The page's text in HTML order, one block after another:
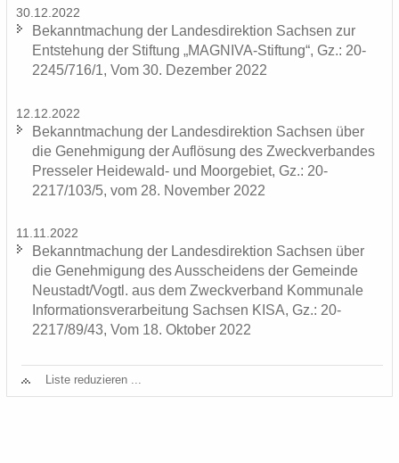
30.12.2022
Be­kannt­ma­chung der Lan­des­di­rek­ti­on Sach­sen zur
Ent­ste­hung der Stif­tung „MAGNIVA-​Stiftung“, Gz.: 20-
2245/716/1, Vom 30. De­zem­ber 2022
12.12.2022
Be­kannt­ma­chung der Lan­des­di­rek­ti­on Sach­sen über
die Ge­neh­mi­gung der Auf­lö­sung des Zweck­ver­ban­des
Pres­se­ler Heidewald-​ und Moor­ge­biet, Gz.: 20-
2217/103/5, vom 28. No­vem­ber 2022
11.11.2022
Be­kannt­ma­chung der Lan­des­di­rek­ti­on Sach­sen über
die Ge­neh­mi­gung des Aus­schei­dens der Ge­mein­de
Neu­stadt/Vogtl. aus dem Zweck­ver­band Kom­mu­na­le
In­for­ma­ti­ons­ver­ar­bei­tung Sach­sen KISA, Gz.: 20-
2217/89/43, Vom 18. Ok­to­ber 2022
Liste re­du­zie­ren ...